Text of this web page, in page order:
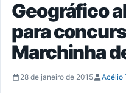
Geográfico
para
Marchinha
28 de janeiro de 2015 Acélio